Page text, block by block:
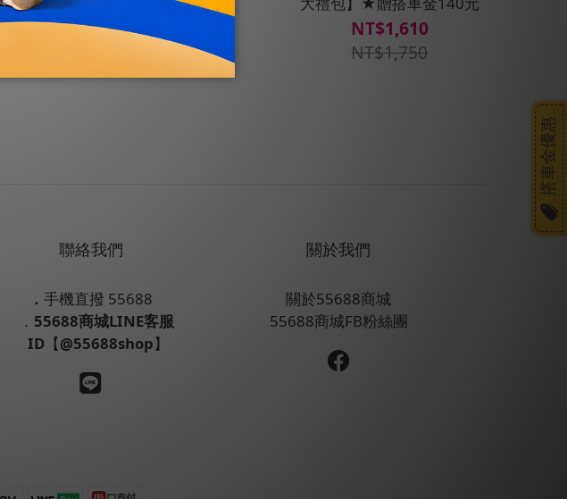
NT$1,610
NT$1,610
NT$1,750
聯絡我們
．手機直撥 55688
． 55688商城LINE客服
ID【@55688shop】
關於我們
關於55688商城
55688商城FB粉絲團
搭車金優惠